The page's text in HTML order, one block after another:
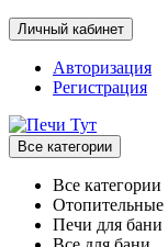
Личный кабинет
Авторизация
Регистрация
Все категории
Все категории
Отопительные
Печи для бани